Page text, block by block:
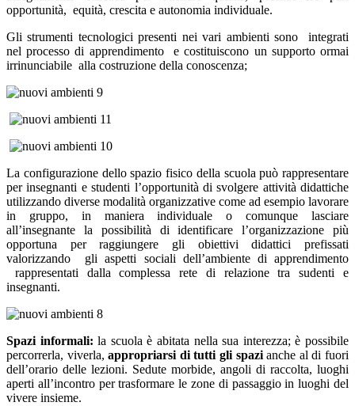
opportunità, equità, crescita e autonomia individuale.
Gli strumenti tecnologici presenti nei vari ambienti sono integrati
nel processo di apprendimento e costituiscono un supporto ormai
irrinunciabile alla costruzione della conoscenza;
La configurazione dello spazio fisico della scuola può rappresentare
per insegnanti e studenti l’opportunità di svolgere attività didattiche
utilizzando diverse modalità organizzative come ad esempio lavorare
in gruppo, in maniera individuale o comunque lasciare
all’insegnante la possibilità di identificare l’organizzazione più
opportuna per raggiungere gli obiettivi didattici prefissati
valorizzando gli aspetti sociali dell’ambiente di apprendimento
rappresentati dalla complessa rete di relazione tra sudenti e
insegnanti.
Spazi informali: la scuola è abitata nella sua interezza; è possibile
percorrerla, viverla,appropriarsi di tutti gli spazianche al di fuori
dell’orario delle lezioni. Sedute morbide, angoli di raccolta, luoghi
aperti all’incontro per trasformare le zone di passaggio in luoghi del
vivere insieme.